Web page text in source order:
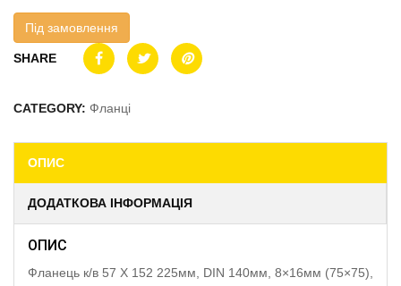
Під замовлення
SHARE
CATEGORY: Фланці
ОПИС
ДОДАТКОВА ІНФОРМАЦІЯ
ОПИС
Фланець к/в 57 X 152 225мм, DIN 140мм, 8×16мм (75×75),